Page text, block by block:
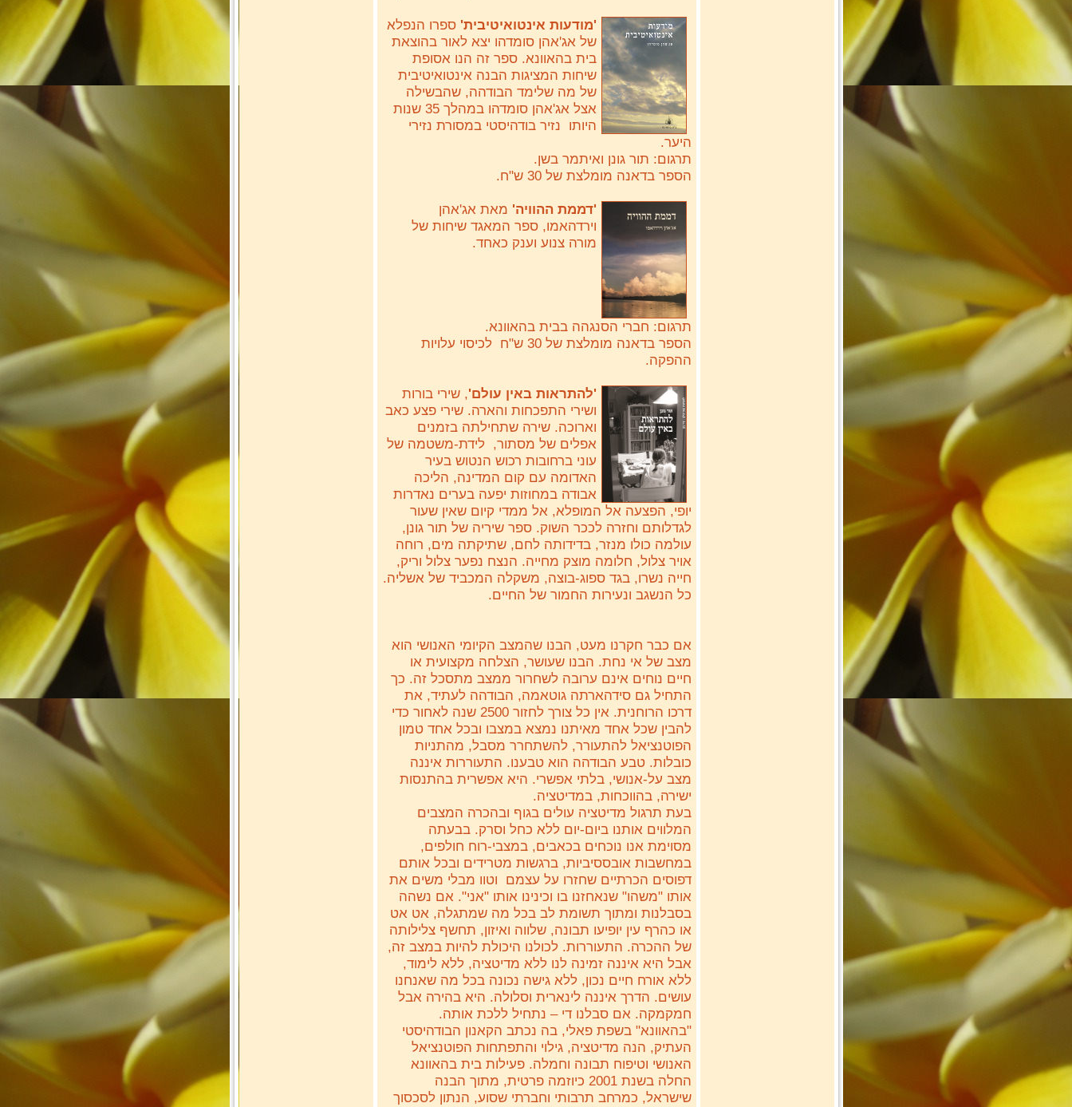
'מודעות אינטואיטיבית' ספרו הנפלא
של אג'אהן סומדהו יצא לאור בהוצאת
בית בהאוונא. ספר זה הנו אסופת
שיחות המציגות הבנה אינטואיטיבית
של מה שלימד הבודהה, שהבשילה
אצל אג'אהן סומדהו במהלך 35 שנות
היותו נזיר בודהיסטי במסורת נזירי
היער.
תרגום: תור גונן ואיתמר בשן.
הספר בדאנה מומלצת של 30 ש"ח.
'דממת ההוויה' מאת אג'אהן
וירדהאמו, ספר המאגד שיחות של
מורה צנוע וענק כאחד.
תרגום: חברי הסנגהה בבית בהאוונא.
הספר בדאנה מומלצת של 30 ש"ח לכיסוי עלויות
ההפקה.
'להתראות באין עולם', שירי בורות
ושירי התפכחות והארה. שירי פצע כאב
וארוכה. שירה שתחילתה בזמנים
אפלים של מסתור, לידת-משטמה של
עוני ברחובות רכוש הנטוש בעיר
האדומה עם קום המדינה, הליכה
אבודה במחוזות יפעה בערים נאדרות
יופי, הפצעה אל המופלא, אל ממדי קיום שאין שעור
לגדלותם וחזרה לככר השוק. ספר שיריה של תור גונן,
עולמה כולו מנזר, בדידותה לחם, שתיקתה מים, רוחה
אויר צלול, חלומה מוצק מחייה. הנצח נפער צלול וריק,
חייה נשרו, בגד ספוג-בוצה, משקלה המכביד של אשליה.
כל הנשגב ונעירות החמור של החיים.
אם כבר חקרנו מעט, הבנו שהמצב הקיומי האנושי הוא
מצב של אי נחת. הבנו שעושר, הצלחה מקצועית או
חיים נוחים אינם ערובה לשחרור ממצב מתסכל זה. כך
התחיל גם סידהארתה גוטאמה, הבודהה לעתיד, את
דרכו הרוחנית. אין כל צורך לחזור 2500 שנה לאחור כדי
להבין שכל אחד מאיתנו נמצא במצבו ובכל אחד טמון
הפוטנציאל להתעורר, להשתחרר מסבל, מהתניות
כובלות. טבע הבודהה הוא טבענו. התעוררות איננה
מצב על-אנושי, בלתי אפשרי. היא אפשרית בהתנסות
ישירה, בהווכחות, במדיטציה.
בעת תרגול מדיטציה עולים בגוף ובהכרה המצבים
המלווים אותנו ביום-יום ללא כחל וסרק. בבעתה
מסוימת אנו נוכחים בכאבים, במצבי-רוח חולפים,
במחשבות אובססיביות, ברגשות מטרידים ובכל אותם
דפוסים הכרתיים שחזרו על עצמם וטוו מבלי משים את
אותו "משהו" שנאחזנו בו וכינינו אותו "אני". אם נשהה
בסבלנות ומתוך תשומת לב בכל מה שמתגלה, אט אט
או כהרף עין יופיעו תבונה, שלווה ואיזון, תחשף צלילותה
של ההכרה. התעוררות. לכולנו היכולת להיות במצב זה,
אבל היא איננה זמינה לנו ללא מדיטציה, ללא לימוד,
ללא אורח חיים נכון, ללא גישה נכונה בכל מה שאנחנו
עושים. הדרך איננה לינארית וסלולה. היא בהירה אבל
חמקמקה. אם סבלנו די – נתחיל ללכת אותה.
"בהאוונא" בשפת פאלי, בה נכתב הקאנון הבודהיסטי
העתיק, הנה מדיטציה, גילוי והתפתחות הפוטנציאל
האנושי וטיפוח תבונה וחמלה. פעילות בית בהאוונא
החלה בשנת 2001 כיוזמה פרטית, מתוך הבנה
שישראל, כמרחב תרבותי וחברתי שסוע, הנתון לסכסוך